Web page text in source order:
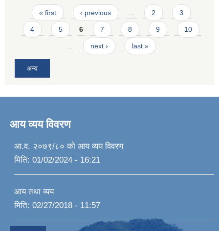
Pages
« first ‹ previous 2 3
4 5 6 7 8 9 10
next › last »
अन्य
आय व्यय विवरण
आ.व. २०७९/८० को आय व्यय विवरण
मिति: 01/02/2024 - 16:21
आय तथा व्यय
मिति: 02/27/2018 - 11:57